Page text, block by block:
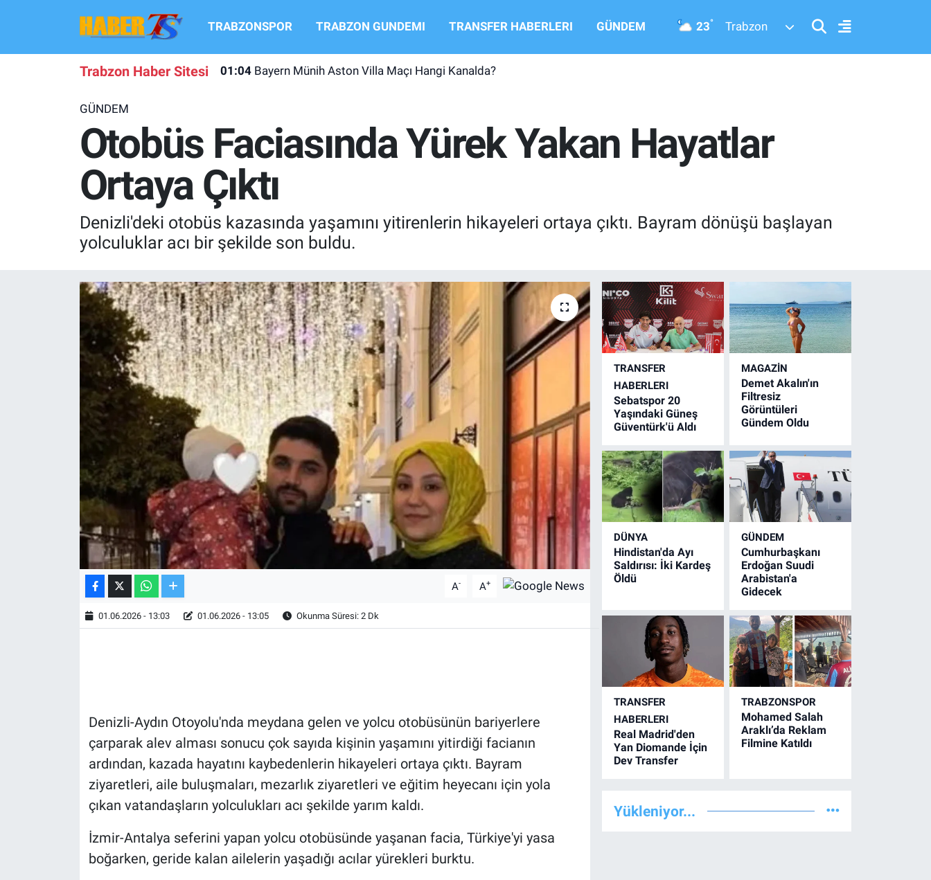
TRABZONSPOR TRABZON GUNDEMI TRANSFER HABERLERI GÜNDEM 23° Trabzon
Trabzon Haber Sitesi 01:04 Bayern Münih Aston Villa Maçı Hangi Kanalda?
GÜNDEM
Otobüs Faciasında Yürek Yakan Hayatlar
Ortaya Çıktı
Denizli'deki otobüs kazasında yaşamını yitirenlerin hikayeleri ortaya çıktı. Bayram dönüşü başlayan
yolculuklar acı bir şekilde son buldu.
A- A+
01.06.2026 - 13:03 01.06.2026 - 13:05 Okunma Süresi: 2 Dk
Denizli-Aydın Otoyolu'nda meydana gelen ve yolcu otobüsünün bariyerlere
çarparak alev alması sonucu çok sayıda kişinin yaşamını yitirdiği facianın
ardından, kazada hayatını kaybedenlerin hikayeleri ortaya çıktı. Bayram
ziyaretleri, aile buluşmaları, mezarlık ziyaretleri ve eğitim heyecanı için yola
çıkan vatandaşların yolculukları acı şekilde yarım kaldı.
İzmir-Antalya seferini yapan yolcu otobüsünde yaşanan facia, Türkiye'yi yasa
boğarken, geride kalan ailelerin yaşadığı acılar yürekleri burktu.
TRANSFER
HABERLERI
Sebatspor 20
Yaşındaki Güneş
Güventürk'ü Aldı
MAGAZİN
Demet Akalın'ın
Filtresiz
Görüntüleri
Gündem Oldu
DÜNYA
Hindistan'da Ayı
Saldırısı: İki Kardeş
Öldü
GÜNDEM
Cumhurbaşkanı
Erdoğan Suudi
Arabistan'a
Gidecek
TRANSFER
HABERLERI
Real Madrid'den
Yan Diomande İçin
Dev Transfer
TRABZONSPOR
Mohamed Salah
Araklı’da Reklam
Filmine Katıldı
Yükleniyor...
TRABZONSPOR
TRANSFER HABERLERI
KULİS MEYDANI
1461 TRABZON
ALT LIGLER
TV VE SİNEMA
BASKETBOL
KÜLTÜR SANAT
EKONOMİ
MAGAZİN
Bilim, Teknoloji
Hava Durumu
Süper Lig Puan Durumu ve Fikstür
Tüm Manşetler
Son Dakika Haberleri
Haber Arşivi